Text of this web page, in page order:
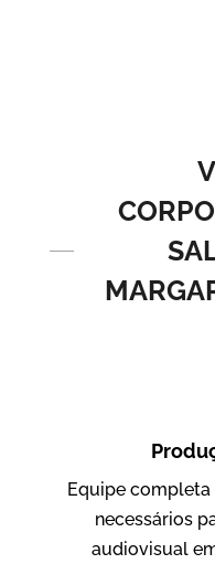
Vídeos de
Equipe
necessários
audiovisual